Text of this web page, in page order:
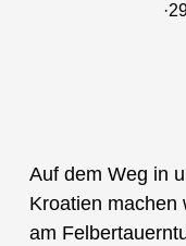
·
Auf dem Weg in
Kroatien machen
am